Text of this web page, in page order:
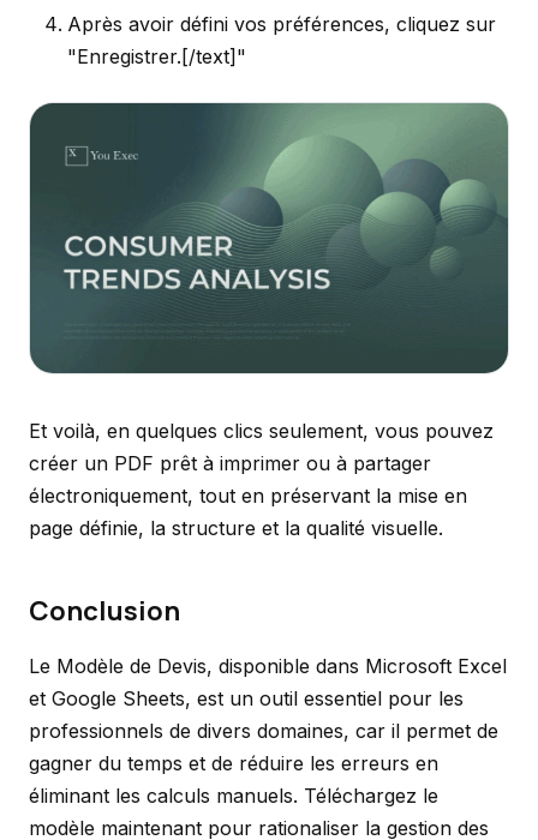
Après avoir défini vos préférences, cliquez sur
"Enregistrer.[/text]"
Et voilà, en quelques clics seulement, vous pouvez
créer un PDF prêt à imprimer ou à partager
électroniquement, tout en préservant la mise en
page définie, la structure et la qualité visuelle.
Conclusion
Le Modèle de Devis, disponible dans Microsoft Excel
et Google Sheets, est un outil essentiel pour les
professionnels de divers domaines, car il permet de
gagner du temps et de réduire les erreurs en
éliminant les calculs manuels. Téléchargez le
modèle maintenant pour rationaliser la gestion des